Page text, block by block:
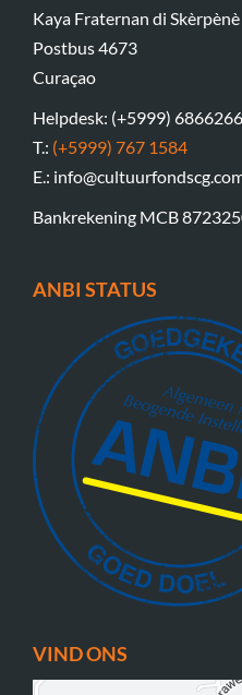
Kaya Fraternan di Skèrpènè
Postbus 4673
Curaçao
Helpdesk: (+5999) 6866266
T.: (+5999) 767 1584
E.:
Bankrekening MCB
ANBI STATUS
VIND ONS